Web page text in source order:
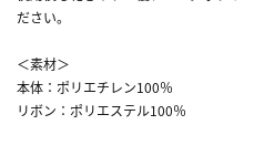
ださい。
＜素材＞
本体：ポリエチレン100％
リボン：ポリエステル100％